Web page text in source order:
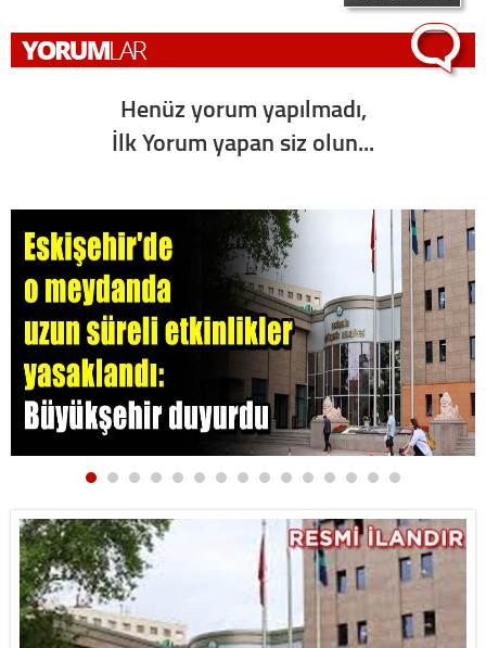
Henüz yorum yapılmadı,
İlk Yorum yapan siz olun...